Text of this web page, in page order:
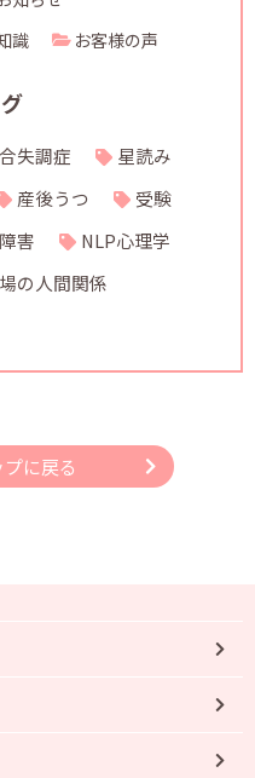
識 お客様の声
失調症
星読み
産後うつ
受験
害
NLP心理学
の人間関係
に戻る